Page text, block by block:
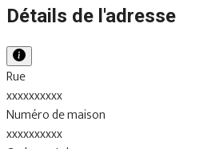
Détails de l'adresse
Rue
xxxxxxxxxx
Numéro de maison
xxxxxxxxxx